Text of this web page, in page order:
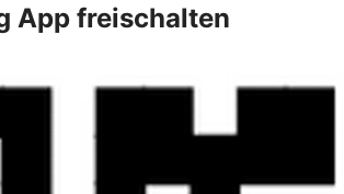
App freischalten